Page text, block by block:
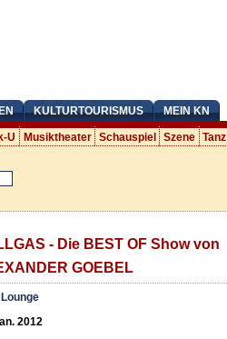
KULTURTOURISMUS MEIN KN
U Musiktheater Schauspiel Szene Tanz
- Die BEST OF Show von
GOEBEL
Lounge
2012